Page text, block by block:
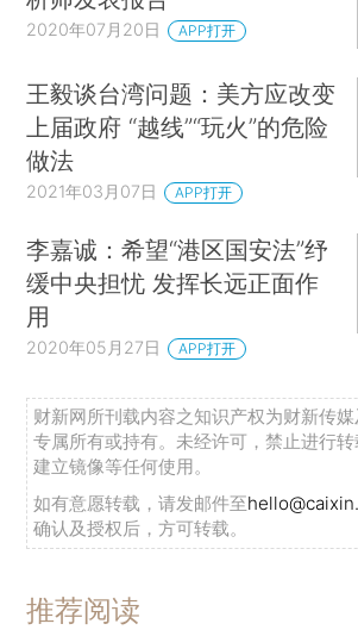
2020年07月20日 APP打开
王毅谈台湾问题：美方应改变
上届政府 “越线”“玩火”的危险
做法
2021年03月07日 APP打开
李嘉诚：希望“港区国安法”纾
缓中央担忧 发挥长远正面作
用
2020年05月27日 APP打开
财新网所刊载内容之知识产权为财新传
专属所有或持有。未经许可，禁止进行
建立镜像等任何使用。
如有意愿转载，请发邮件至
确认及授权后，方可转载。
推荐阅读